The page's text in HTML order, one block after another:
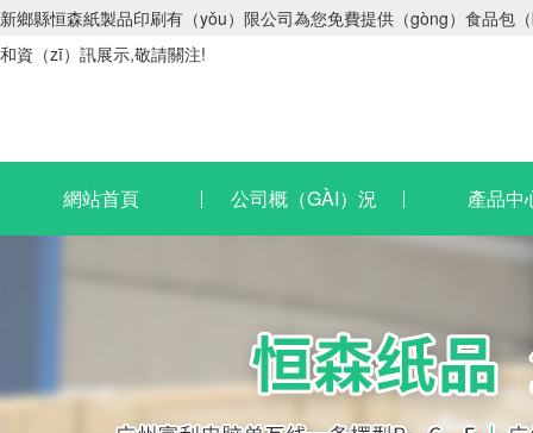
新鄉縣恒森紙製品印刷有（yǒu）限公司為您免費提供（gòng）食品包
和資（zī）訊展示,敬請關注!
網站首頁 公司概（GÀI）況 產品中